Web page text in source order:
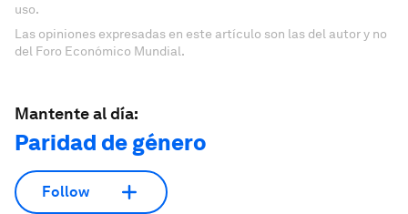
uso.
Las opiniones expresadas en este artículo son las del autor y no
del Foro Económico Mundial.
Mantente al día:
Paridad de género
Follow